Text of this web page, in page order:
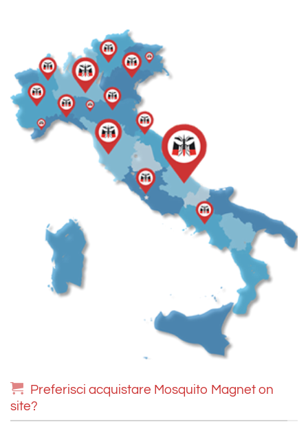
Preferisci acquistare Mosquito Magnet on
site?